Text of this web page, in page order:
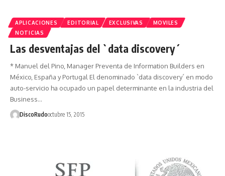
APLICACIONES EDITORIAL EXCLUSIVAS
MOVILES
NOTICIAS
Las desventajas del `data discovery´
* Manuel del Pino, Manager Preventa de Information Builders en
México, España y Portugal El denominado `data discovery´ en modo
auto-servicio ha ocupado un papel determinante en la industria del
Business…
DiscoRudooctubre 15, 2015